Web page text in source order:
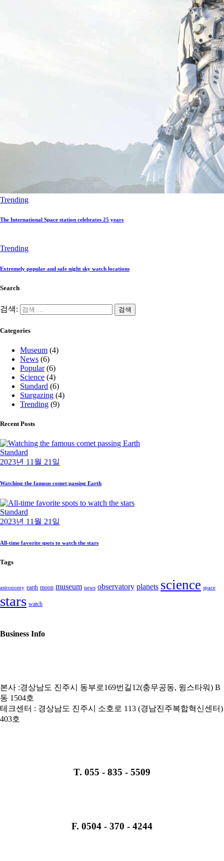
Trending
The International Space station celebrates 25 years
Trending
Extremely popular and safe night sky watch locations
Search
검색:
Categories
Museum (4)
News (6)
Popular(6)
Science (4)
Standard (6)
Stargazing (4)
Trending (9)
Recent Posts
Standard
2023년 11월 21일
Watching the famous comet passing Earth
Standard
2023년 11월 21일
All-time favorite spots to watch the stars
Tags
astronomy earth moon museum news observatory planets science space
stars watch
Business Info
본사 :경상남도 진주시 동부로169번길12(충무공동, 윙스타워) B
동 1504호
테크센터 : 경상남도 진주시 소호로 113 (경남진주복합혁신센터)
403호
T. 055 - 835 - 5509
F. 0504 - 370 - 4244